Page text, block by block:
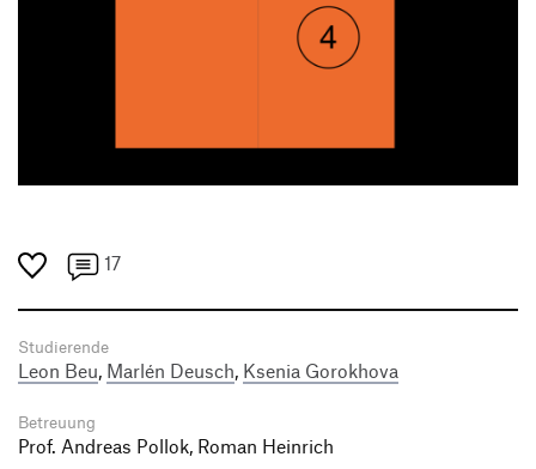
17
Studierende
Leon Beu, Marlén Deusch, Ksenia Gorokhova
Betreuung
Prof. Andreas Pollok, Roman Heinrich